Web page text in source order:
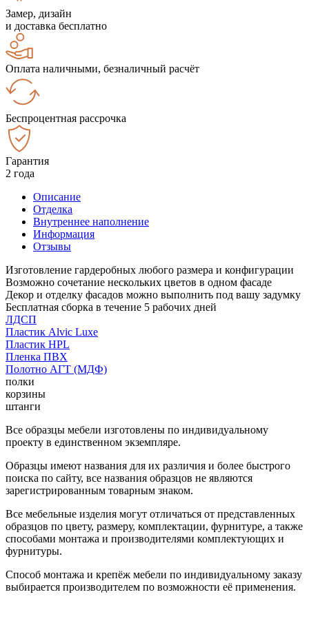
Замер, дизайн
и доставка бесплатно
Оплата наличными, безналичный расчёт
Беспроцентная рассрочка
Гарантия
2 года
Описание
Отделка
Внутреннее наполнение
Информация
Отзывы
Изготовление гардеробных любого размера и конфигурации
Возможно сочетание нескольких цветов в одном фасаде
Декор и отделку фасадов можно выполнить под вашу задумку
Бесплатная сборка в течение 5 рабочих дней
ЛДСП
Пластик Alvic Luxe
Пластик HPL
Пленка ПВХ
Полотно АГТ (МДФ)
полки
корзины
штанги
Все образцы мебели изготовлены по индивидуальному
проекту в единственном экземпляре.
Образцы имеют названия для их различия и более быстрого
поиска по сайту, все названия образцов не являются
зарегистрированным товарным знаком.
Все мебельные изделия могут отличаться от представленных
образцов по цвету, размеру, комплектации, фурнитуре, а также
способами монтажа и производителями комплектующих и
фурнитуры.
Способ монтажа и крепёж мебели по индивидуальному заказу
выбирается производителем по возможности её применения.